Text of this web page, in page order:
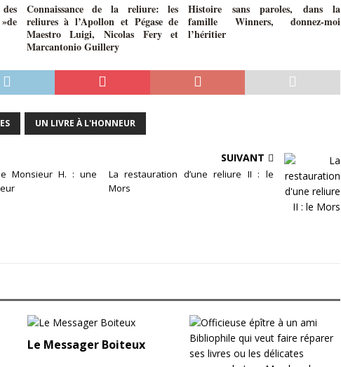
Connaissance de la reliure: les
reliures à l’Apollon et Pégase de
Maestro Luigi, Nicolas Fery et
Marcantonio Guillery
Histoire sans paroles, dans la
famille Winners, donnez-moi
l’héritier
UN LIVRE À L'HONNEUR
Monsieur H. : une
SUIVANT
La restauration d’une reliure II : le
Mors
Le Messager Boiteux